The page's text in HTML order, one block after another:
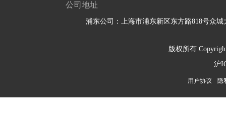
公司地址
浦东公司：上海市浦东新区东方路818号众城
版权所有
沪
用户协议 隐